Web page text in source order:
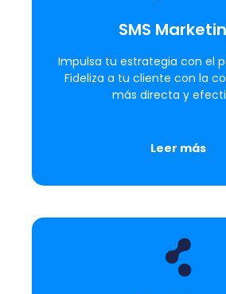
SMS
Impulsa tu estrategia con el
Fideliza a tu cliente con la
más directa y
Leer más